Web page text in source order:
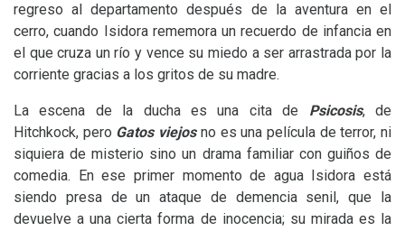
regreso al departamento después de la aventura en el
cerro, cuando Isidora rememora un recuerdo de infancia en
el que cruza un río y vence su miedo a ser arrastrada por la
corriente gracias a los gritos de su madre.
La escena de la ducha es una cita de Psicosis, de
Hitchkock, pero Gatos viejos no es una película de terror, ni
siquiera de misterio sino un drama familiar con guiños de
comedia. En ese primer momento de agua Isidora está
siendo presa de un ataque de demencia senil, que la
devuelve a una cierta forma de inocencia; su mirada es la